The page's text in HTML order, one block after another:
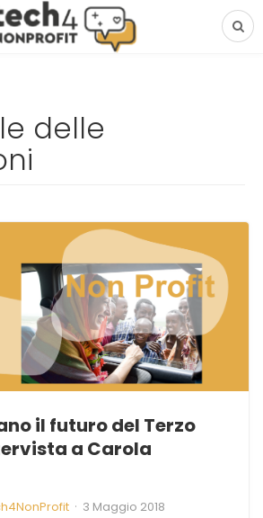
delle
il futuro del Terzo
a Carola
· 3 Maggio 2018